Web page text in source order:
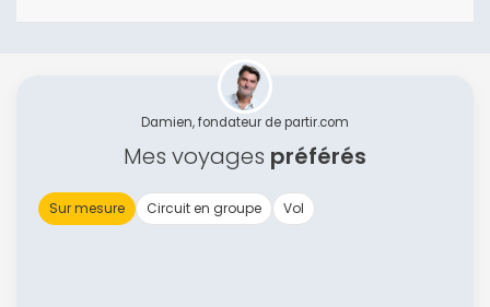
Damien, fondateur de partir.com
Mes voyages préférés
Sur mesure Circuit en groupe Vol